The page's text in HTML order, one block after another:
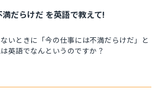
だらけだ を英語で教えて!
いときに「今の仕事には不満だらけだ」と
英語でなんというのですか？